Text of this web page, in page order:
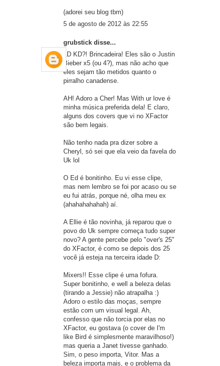
(adorei seu blog tbm)
5 de agosto de 2012 às 22:55
grubstick disse...
1D KD?! Brincadeira! Eles são o Justin
Bieber x5 (ou 4?), mas não acho que
eles sejam tão metidos quanto o
pirralho canadense.
AH! Adoro a Cher! Mas With ur love é
minha música preferida dela! E claro,
alguns dos covers que vi no XFactor
são bem legais.
Não tenho nada pra dizer sobre a
Cheryl, só sei que ela veio da favela do
Uk lol
O Ed é bonitinho. Eu vi esse clipe,
mas nem lembro se foi por acaso ou se
eu fui atrás, porque né, olha meu ex
(ahahahahahah) aí.
A Ellie é tão novinha, já reparou que o
povo do Uk sempre começa tudo super
novo? A gente percebe pelo "over's 25"
do XFactor, é como se depois dos 25
você já esteja na terceira idade D:
Mixers!! Esse clipe é uma fofura.
Super bonitinho, e well a beleza delas
(tirando a Jessie) não atrapalha :)
Adoro o estilo das moças, sempre
estão com um visual legal. Ah,
confesso que não torcia por elas no
XFactor, eu gostava (o cover de I'm
like Bird é simplesmente maravilhoso!)
mas queria a Janet tivesse ganhado.
Sim, o peso importa, Vitor. Mas a
beleza importa mais, e o problema da